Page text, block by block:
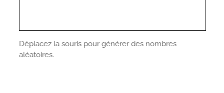
Déplacez la souris pour générer des nombres
aléatoires.